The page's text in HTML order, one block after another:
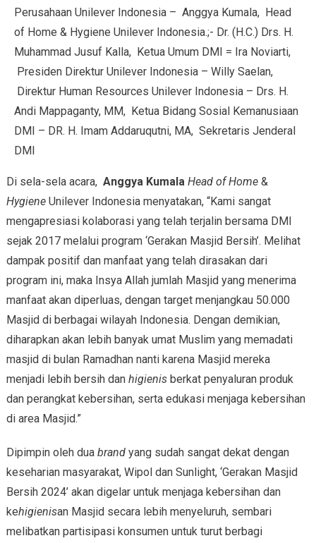
Perusahaan Unilever Indonesia – Anggya Kumala, Head
of Home & Hygiene Unilever Indonesia.;- Dr. (H.C.) Drs. H.
Muhammad Jusuf Kalla, Ketua Umum DMI = Ira Noviarti,
Presiden Direktur Unilever Indonesia – Willy Saelan,
Direktur Human Resources Unilever Indonesia – Drs. H.
Andi Mappaganty, MM, Ketua Bidang Sosial Kemanusiaan
DMI – DR. H. Imam Addaruqutni, MA, Sekretaris Jenderal
DMI
Di sela-sela acara, Anggya Kumala Head of Home&
Hygiene Unilever Indonesia menyatakan, “Kami sangat
mengapresiasi kolaborasi yang telah terjalin bersama DMI
sejak 2017 melalui program ‘Gerakan Masjid Bersih’. Melihat
dampak positif dan manfaat yang telah dirasakan dari
program ini, maka Insya Allah jumlah Masjid yang menerima
manfaat akan diperluas, dengan target menjangkau 50.000
Masjid di berbagai wilayah Indonesia. Dengan demikian,
diharapkan akan lebih banyak umat Muslim yang memadati
masjid di bulan Ramadhan nanti karena Masjid mereka
menjadi lebih bersih dan higienisberkat penyaluran produk
dan perangkat kebersihan, serta edukasi menjaga kebersihan
di area Masjid.”
Dipimpin oleh dua brandyang sudah sangat dekat dengan
keseharian masyarakat, Wipol dan Sunlight, ‘Gerakan Masjid
Bersih 2024’ akan digelar untuk menjaga kebersihan dan
kehigienisan Masjid secara lebih menyeluruh, sembari
melibatkan partisipasi konsumen untuk turut berbagi